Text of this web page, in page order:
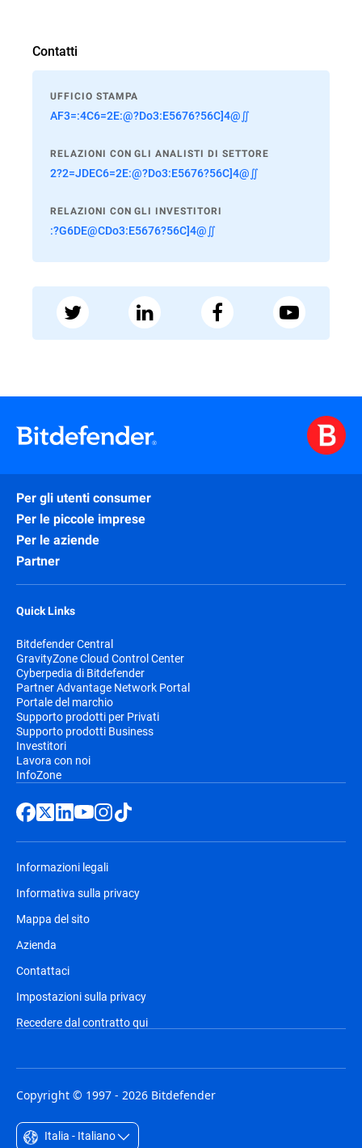
Contatti
UFFICIO STAMPA
AF3=:4C6=2E:@?Do3:E5676?56C]4@∬
RELAZIONI CON GLI ANALISTI DI SETTORE
2?2=JDEC6=2E:@?Do3:E5676?56C]4@∬
RELAZIONI CON GLI INVESTITORI
:?G6DE@CDo3:E5676?56C]4@∬
Per gli utenti consumer
Per le piccole imprese
Per le aziende
Partner
Quick Links
Bitdefender Central
GravityZone Cloud Control Center
Cyberpedia di Bitdefender
Partner Advantage Network Portal
Portale del marchio
Supporto prodotti per Privati
Supporto prodotti Business
Investitori
Lavora con noi
InfoZone
Informazioni legali
Informativa sulla privacy
Mappa del sito
Azienda
Contattaci
Impostazioni sulla privacy
Recedere dal contratto qui
Copyright © 1997 - 2026 Bitdefender
Italia - Italiano